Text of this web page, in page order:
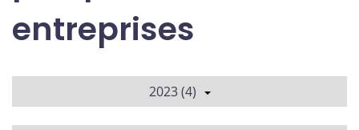
entreprises
2023 (4)